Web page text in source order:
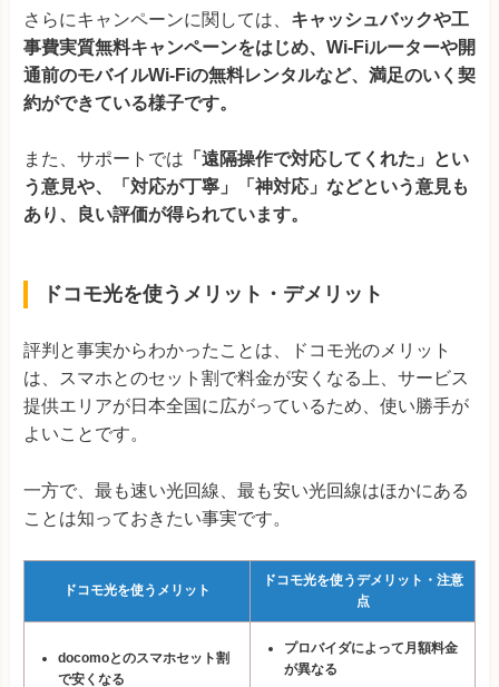
さらにキャンペーンに関しては、 キャッシュバックや工
事費実質無料キャンペーンをはじめ、Wi-Fiルーターや開
通前のモバイルWi-Fiの無料レンタルなど、満足のいく契
約ができている様子です。
また、サポートでは 「遠隔操作で対応してくれた」とい
う意見や、「対応が丁寧」「神対応」などという意見も
あり、良い評価が得られています。
ドコモ光を使うメリット・デメリット
評判と事実からわかったことは、ドコモ光のメリット
は、スマホとのセット割で料金が安くなる上、サービス
提供エリアが日本全国に広がっているため、使い勝手が
よいことです。
一方で、最も速い光回線、最も安い光回線はほかにある
ことは知っておきたい事実です。
ドコモ光を使うメリット
ドコモ光を使うデメリット・注意
点
docomoとのスマホセット割
で安くなる
プロバイダによって月額料金
が異なる